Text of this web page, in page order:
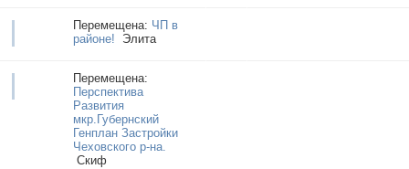
Перемещена: ЧП в
районе!
Элита
Перемещена:
Перспектива
Развития
мкр.Губернский
Генплан Застройки
Чеховского р-на.
Cкиф